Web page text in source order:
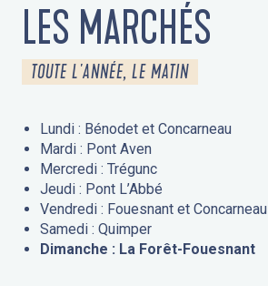
LES MARCHÉS
TOUTE L'ANNÉE, LE MATIN
Lundi : Bénodet et Concarneau
Mardi : Pont Aven
Mercredi : Trégunc
Jeudi : Pont L’Abbé
Vendredi : Fouesnant et Concarneau
Samedi : Quimper
Dimanche : La Forêt-Fouesnant